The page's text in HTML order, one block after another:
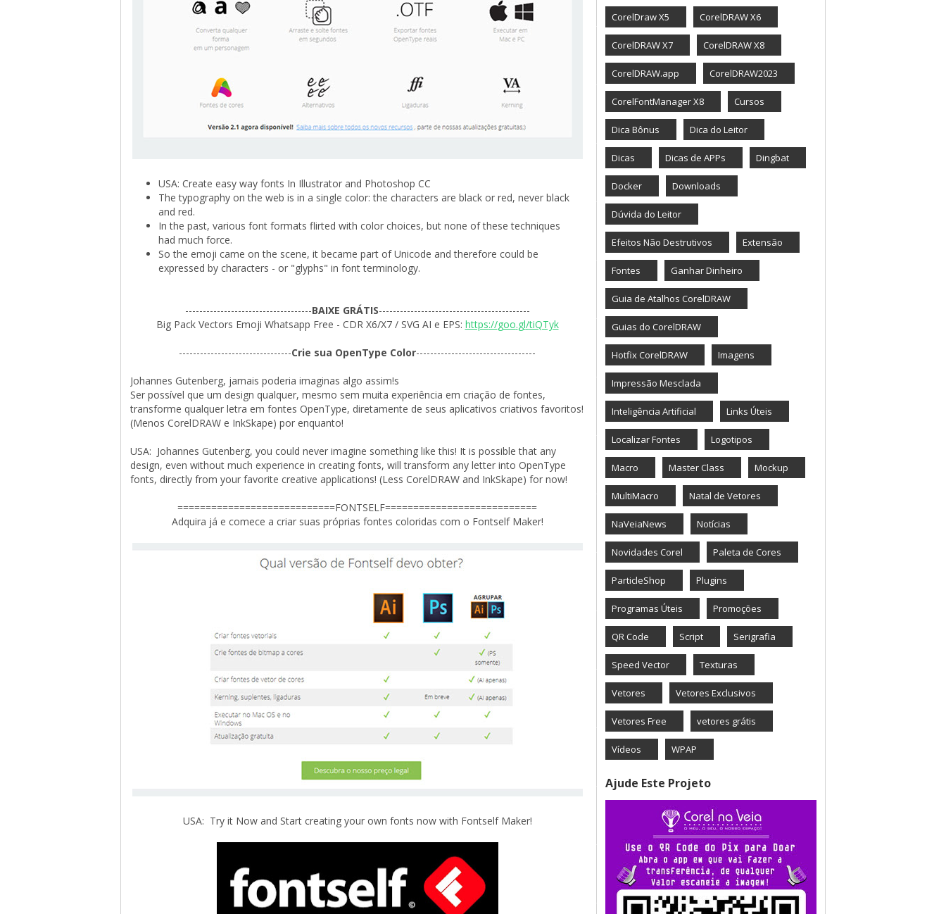
USA: Create easy way fonts In Illustrator and Photoshop CC
The typography on the web is in a single color: the characters are black or red, never black
and red.
In the past, various font formats flirted with color choices, but none of these techniques
had much force.
So the emoji came on the scene, it became part of Unicode and therefore could be
expressed by characters - or "glyphs" in font terminology.
------------------------------------BAIXE GRÁTIS-------------------------------------------
Big Pack Vectors Emoji Whatsapp Free - CDR X6/X7 / SVG AI e EPS: https://goo.gl/tiQTyk
--------------------------------Crie sua OpenType Color----------------------------------
Johannes Gutenberg, jamais poderia imaginas algo assim!s
Ser possível que um design qualquer, mesmo sem muita experiência em criação de fontes,
transforme qualquer letra em fontes OpenType, diretamente de seus aplicativos criativos favoritos!
(Menos CorelDRAW e InkSkape) por enquanto!
USA: Johannes Gutenberg, you could never imagine something like this! It is possible that any
design, even without much experience in creating fonts, will transform any letter into OpenType
fonts, directly from your favorite creative applications! (Less CorelDRAW and InkSkape) for now!
============================FONTSELF===========================
Adquira já e comece a criar suas próprias fontes coloridas com o Fontself Maker!
USA: Try it Now and Start creating your own fonts now with Fontself Maker!
CorelDraw X5 CorelDRAW X6
CorelDRAW X7 CorelDRAW X8
CorelDRAW.app CorelDRAW2023
CorelFontManager X8 Cursos
Dica Bônus Dica do Leitor
Dicas Dicas de APPs Dingbat
Docker Downloads
Dúvida do Leitor
Efeitos Não Destrutivos Extensão
Fontes Ganhar Dinheiro
Guia de Atalhos CorelDRAW
Guias do CorelDRAW
Hotfix CorelDRAW Imagens
Impressão Mesclada
Inteligência Artificial Links Úteis
Localizar Fontes Logotipos
Macro Master Class Mockup
MultiMacro Natal de Vetores
NaVeiaNews Notícias
Novidades Corel Paleta de Cores
ParticleShop Plugins
Programas Úteis Promoções
QR Code Script Serigrafia
Speed Vector Texturas
Vetores Vetores Exclusivos
Vetores Free vetores grátis
Vídeos WPAP
Ajude Este Projeto